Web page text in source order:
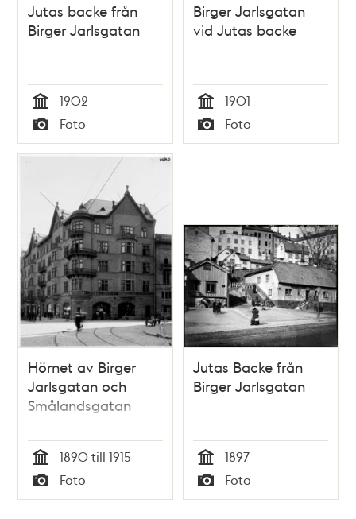
Jutas backe från
Birger Jarlsgatan
Tid
1902
Typ
Foto
Birger Jarlsgatan
vid Jutas backe
Tid
1901
Typ
Foto
Hörnet av Birger
Jarlsgatan och
Smålandsgatan
Tid
1890 till 1915
Typ
Foto
Jutas Backe från
Birger Jarlsgatan
Tid
1897
Typ
Foto